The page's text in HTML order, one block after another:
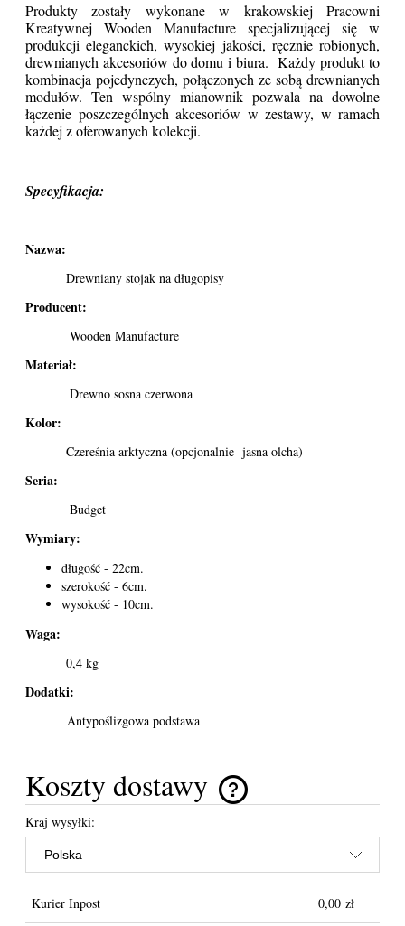
Produkty zostały wykonane w krakowskiej Pracowni
Kreatywnej Wooden Manufacture specjalizującej się w
produkcji eleganckich, wysokiej jakości, ręcznie robionych,
drewnianych akcesoriów do domu i biura. Każdy produkt to
kombinacja pojedynczych, połączonych ze sobą drewnianych
modułów. Ten wspólny mianownik pozwala na dowolne
łączenie poszczególnych akcesoriów w zestawy, w ramach
każdej z oferowanych kolekcji.
Specyfikacja:
Nazwa:
Drewniany stojak na długopisy
Producent:
Wooden Manufacture
Materiał:
Drewno sosna czerwona
Kolor:
Czereśnia arktyczna (opcjonalnie jasna olcha)
Seria:
Budget
Wymiary:
długość - 22cm.
szerokość - 6cm.
wysokość - 10cm.
Waga:
0,4 kg
Dodatki:
Antypoślizgowa podstawa
Koszty dostawy
Cena nie zawiera ewentualnych kosztów płatności
Kraj wysyłki:
Kurier Inpost 0,00 zł